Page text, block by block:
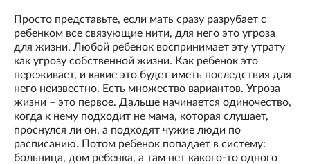
Просто представьте, если мать сразу разрубает с
ребенком все связующие нити, для него это угроза
для жизни. Любой ребенок воспринимает эту утрату
как угрозу собственной жизни. Как ребенок это
переживает, и какие это будет иметь последствия для
него неизвестно. Есть множество вариантов. Угроза
жизни – это первое. Дальше начинается одиночество,
когда к нему подходит не мама, которая слушает,
проснулся ли он, а подходят чужие люди по
расписанию. Потом ребенок попадает в систему:
больница, дом ребенка, а там нет какого-то одного